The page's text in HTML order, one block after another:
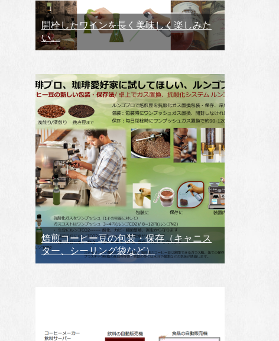
開栓したワインを長く美味しく楽しみた
い。
焙煎コーヒー豆の包装・保存（キャニス
ター、シーリング袋など）